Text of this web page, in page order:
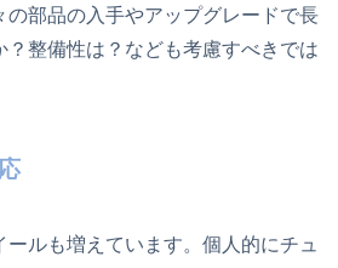
の部品の入手やアップグレードで長
？整備性は？なども考慮すべきでは
ルも増えています。個人的にチュ